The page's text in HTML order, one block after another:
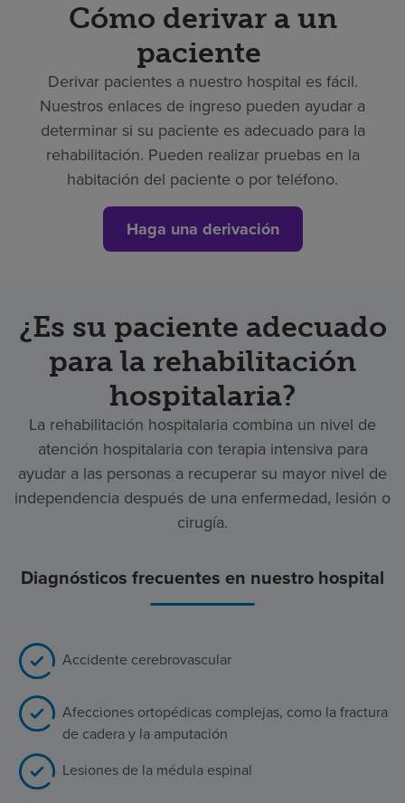
Cómo derivar a un
paciente
Derivar pacientes a nuestro hospital es fácil.
Nuestros enlaces de ingreso pueden ayudar a
determinar si su paciente es adecuado para la
rehabilitación. Pueden realizar pruebas en la
habitación del paciente o por teléfono.
Haga una derivación
¿Es su paciente adecuado
para la rehabilitación
hospitalaria?
La rehabilitación hospitalaria combina un nivel de
atención hospitalaria con terapia intensiva para
ayudar a las personas a recuperar su mayor nivel de
independencia después de una enfermedad, lesión o
cirugía.
Diagnósticos frecuentes en nuestro hospital
Accidente cerebrovascular
Afecciones ortopédicas complejas, como la fractura
de cadera y la amputación
Lesiones de la médula espinal